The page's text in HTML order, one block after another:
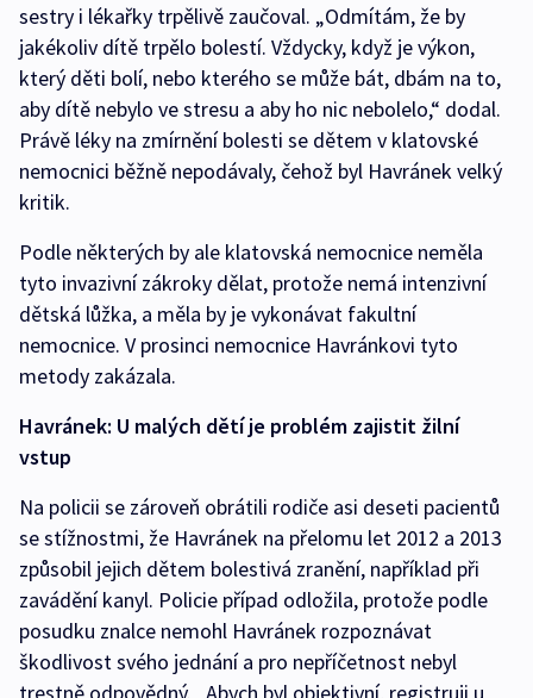
sestry i lékařky trpělivě zaučoval. „Odmítám, že by
jakékoliv dítě trpělo bolestí. Vždycky, když je výkon,
který děti bolí, nebo kterého se může bát, dbám na to,
aby dítě nebylo ve stresu a aby ho nic nebolelo,“ dodal.
Právě léky na zmírnění bolesti se dětem v klatovské
nemocnici běžně nepodávaly, čehož byl Havránek velký
kritik.
Podle některých by ale klatovská nemocnice neměla
tyto invazivní zákroky dělat, protože nemá intenzivní
dětská lůžka, a měla by je vykonávat fakultní
nemocnice. V prosinci nemocnice Havránkovi tyto
metody zakázala.
Havránek: U malých dětí je problém zajistit žilní
vstup
Na policii se zároveň obrátili rodiče asi deseti pacientů
se stížnostmi, že Havránek na přelomu let 2012 a 2013
způsobil jejich dětem bolestivá zranění, například při
zavádění kanyl. Policie případ odložila, protože podle
posudku znalce nemohl Havránek rozpoznávat
škodlivost svého jednání a pro nepříčetnost nebyl
trestně odpovědný. „Abych byl objektivní, registruji u